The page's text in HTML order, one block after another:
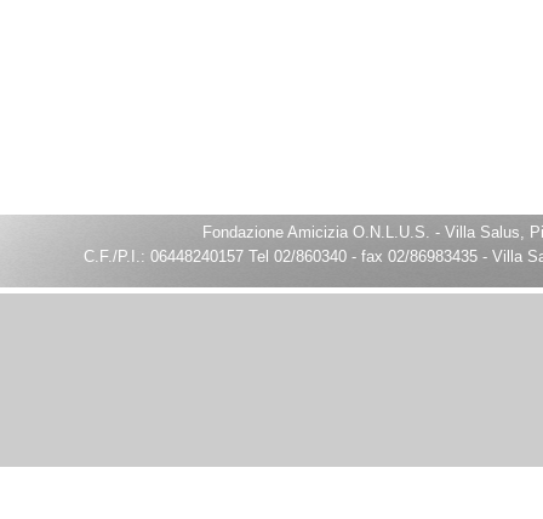
Fondazione Amicizia O.N.L.U.S. - Villa Salus,
C.F./P.I.: 06448240157 Tel 02/860340 - fax 02/86983435 - Villa